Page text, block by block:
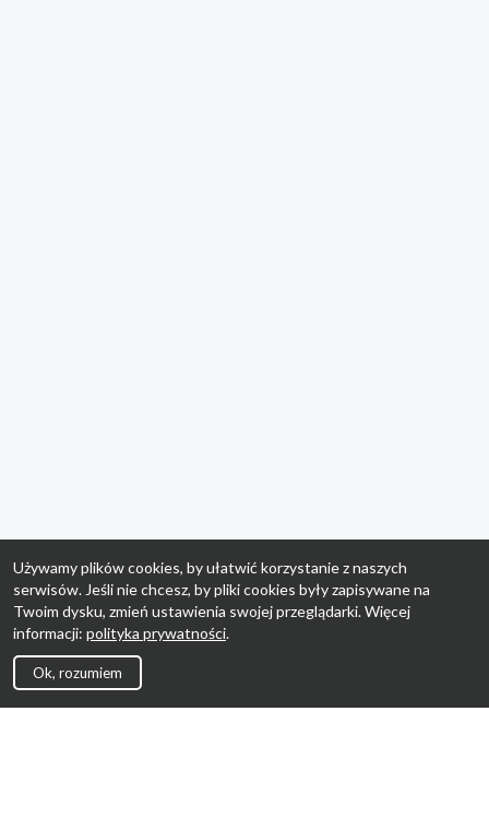
Używamy plików cookies, by ułatwić korzystanie z naszych
serwisów. Jeśli nie chcesz, by pliki cookies były zapisywane na
Twoim dysku, zmień ustawienia swojej przeglądarki. Więcej
informacji: polityka prywatności.
Ok, rozumiem